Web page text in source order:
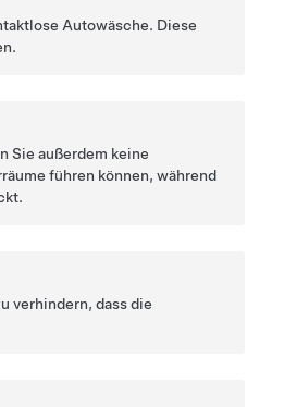
Autowäsche. Diese
Sie außerdem keine
führen können, während
verhindern, dass die